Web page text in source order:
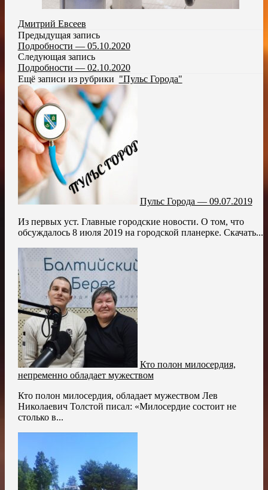
Дмитрий Евсеев
Предыдущая запись
Подробности — 05.10.2020
Следующая запись
Подробности — 02.10.2020
Ещё записи из рубрики "Пульс Города"
Пульс Города — 09.07.2019
Из первых уст. Главные городские новости. О том, что
обсуждалось 8 июля 2019 на городской планерке. Скачать...
Кто полон милосердия,
непременно обладает мужеством
Кто полон милосердия, обладает мужеством Лев
Николаевич Толстой писал: «Милосердие состоит не
столько в...